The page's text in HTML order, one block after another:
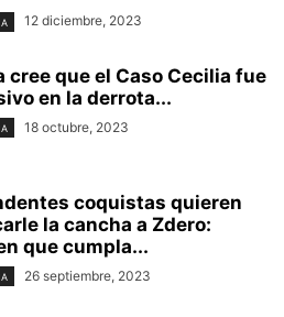
12 diciembre, 2023
cree que el Caso Cecilia fue
en la derrota...
18 octubre, 2023
coquistas quieren
la cancha a Zdero:
que cumpla...
26 septiembre, 2023